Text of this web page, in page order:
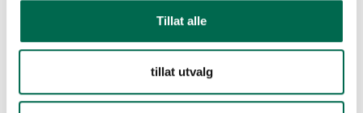
Tillat alle
tillat utvalg
Strong -Jeans B207